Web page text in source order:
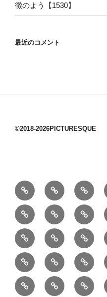
徴のよう【1530】
最近のコメント
©2018-2026PICTURESQUE
1/10：
材
料
10/10：
ジ
ュ
エ
リ
ー
2/10：
製
作
6/10：
読
書
7/10：
食・
健
康
8/10：
リ
フ
ォ
ー
ム
②
半
月
型
③
巾
着
袋
（縦
④
巾
着
袋
（小）
⑧
メ
ッ
⑨
ミ
シ
⑩
マ
チ
⑭
ボ
⑮
ボ
⑯
ヘ